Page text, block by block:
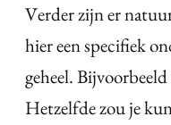
Verder zijn er
hier een specifiek
geheel.
Hetzelfde zou je